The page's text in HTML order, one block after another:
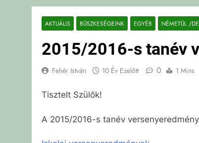
AKTUÁLIS BÜSZKESÉGEINK EGYÉB NÉMETÜL /
2015/2016-s tanév
Fehér István 10 Év Ezelőtt 0 1 Mins
Tisztelt Szülők!
A 2015/2016-s tanév